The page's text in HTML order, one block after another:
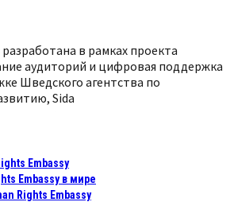
в рамках проекта
аудиторий и цифровая поддержка
Шведского агентства по
Sida
Embassy
Embassy в мире
Rights Embassy